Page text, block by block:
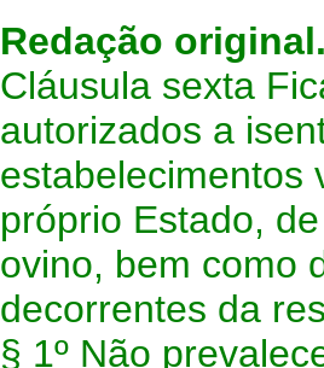
Redação
Cláusula sexta
autorizados a
estabelecimentos
próprio Estado,
ovino, bem como
decorrentes da
§ 1º Não